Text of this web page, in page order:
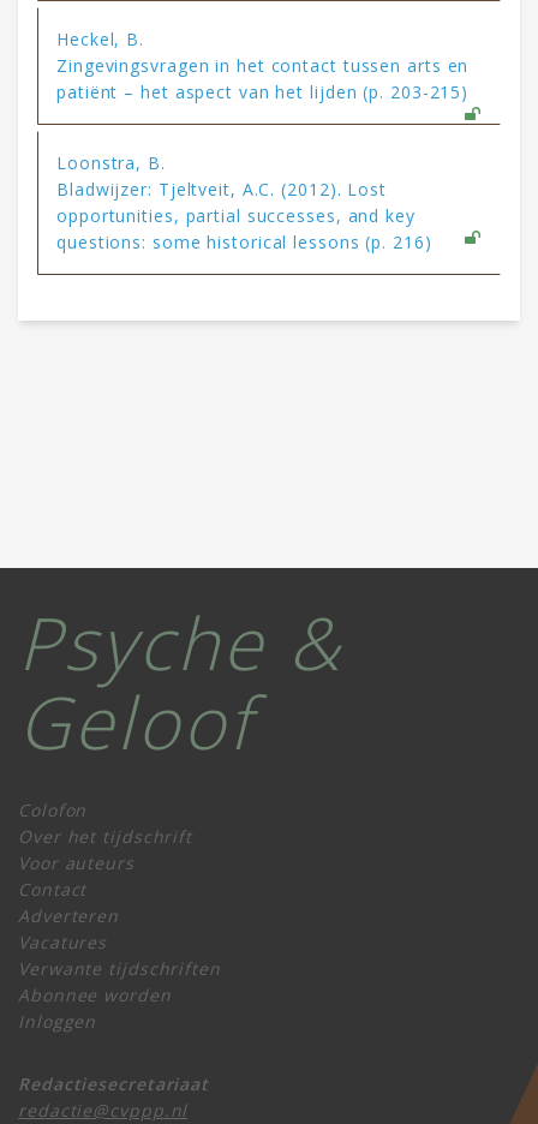
Heckel, B.
Zingevingsvragen in het contact tussen arts en
patiënt – het aspect van het lijden (p. 203-215)
Loonstra, B.
Bladwijzer: Tjeltveit, A.C. (2012). Lost
opportunities, partial successes, and key
questions: some historical lessons (p. 216)
Psyche &
Geloof
Colofon
Over het tijdschrift
Voor auteurs
Contact
Adverteren
Vacatures
Verwante tijdschriften
Abonnee worden
Inloggen
Redactiesecretariaat
redactie@cvppp.nl